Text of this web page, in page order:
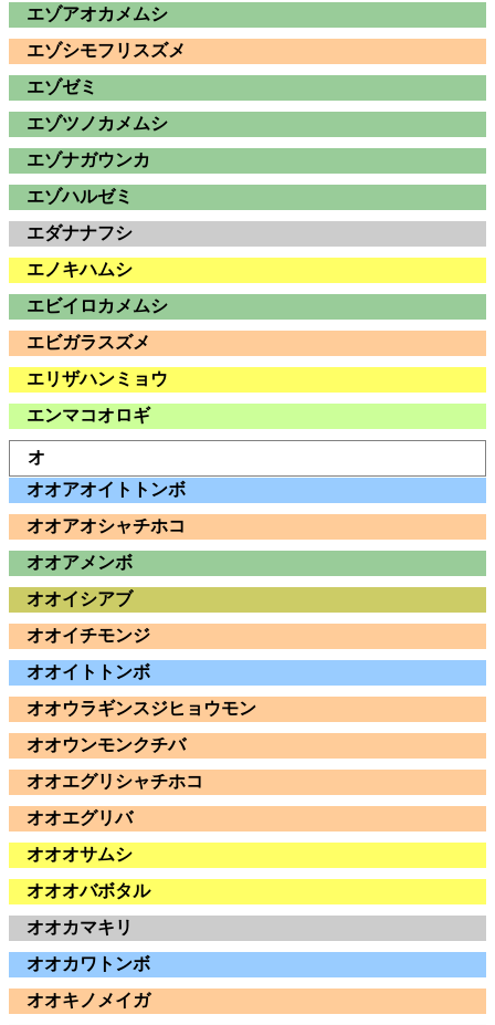
エゾアオカメムシ
エゾシモフリスズメ
エゾゼミ
エゾツノカメムシ
エゾナガウンカ
エゾハルゼミ
エダナナフシ
エノキハムシ
エビイロカメムシ
エビガラスズメ
エリザハンミョウ
エンマコオロギ
オ
オオアオイトトンボ
オオアオシャチホコ
オオアメンボ
オオイシアブ
オオイチモンジ
オオイトトンボ
オオウラギンスジヒョウモン
オオウンモンクチバ
オオエグリシャチホコ
オオエグリバ
オオオサムシ
オオオバボタル
オオカマキリ
オオカワトンボ
オオキノメイガ